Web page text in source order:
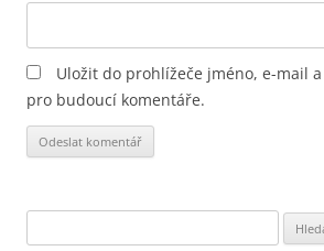
Uložit do prohlížeče jméno, e-mail
pro budoucí komentáře.